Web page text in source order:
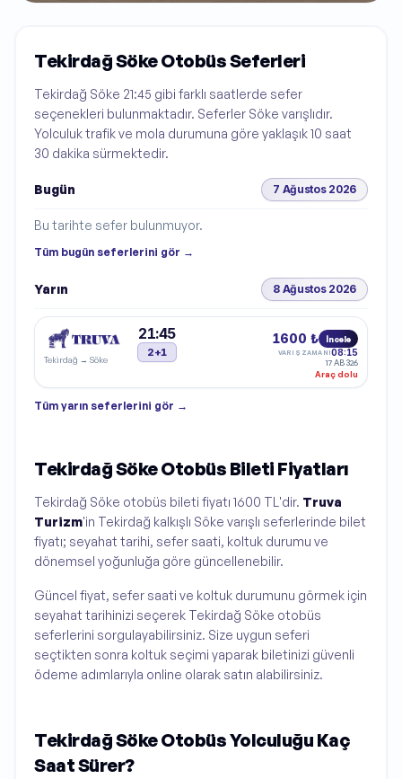
Tekirdağ Söke Otobüs Seferleri
Tekirdağ Söke 21:45 gibi farklı saatlerde sefer
seçenekleri bulunmaktadır. Seferler Söke varışlıdır.
Yolculuk trafik ve mola durumuna göre yaklaşık 10 saat
30 dakika sürmektedir.
Bugün 7 Ağustos 2026
Bu tarihte sefer bulunmuyor.
Tüm bugün seferlerini gör →
Yarın 8 Ağustos 2026
Tekirdağ → Söke
21:45
2+1
1600 ₺ İncele
VARIŞ ZAMANI08:15
17 AB 326
Araç dolu
Tüm yarın seferlerini gör →
Tekirdağ Söke Otobüs Bileti Fiyatları
Tekirdağ Söke otobüs bileti fiyatı 1600 TL'dir. Truva
Turizm'in Tekirdağ kalkışlı Söke varışlı seferlerinde bilet
fiyatı; seyahat tarihi, sefer saati, koltuk durumu ve
dönemsel yoğunluğa göre güncellenebilir.
Güncel fiyat, sefer saati ve koltuk durumunu görmek için
seyahat tarihinizi seçerek Tekirdağ Söke otobüs
seferlerini sorgulayabilirsiniz. Size uygun seferi
seçtikten sonra koltuk seçimi yaparak biletinizi güvenli
ödeme adımlarıyla online olarak satın alabilirsiniz.
Tekirdağ Söke Otobüs Yolculuğu Kaç
Saat Sürer?